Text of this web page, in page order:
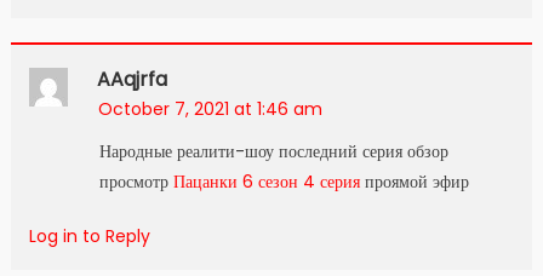
AAqjrfa
October 7, 2021 at 1:46 am
Народные реалити-шоу последний серия обзор
просмотр Пацанки 6 сезон 4 серияпроямой эфир
Log in to Reply